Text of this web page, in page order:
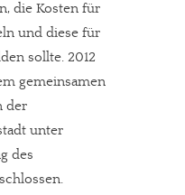
die Kosten für
und diese für
sollte. 2012
gemeinsamen
der
unter
des